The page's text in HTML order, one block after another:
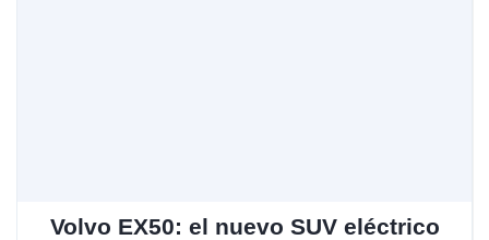
Volvo EX50: el nuevo SUV eléctrico